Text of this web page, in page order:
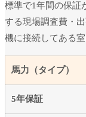
標準で1年間の保証
する現場調査費・
機に接続してある
馬力（タイプ）
5年保証